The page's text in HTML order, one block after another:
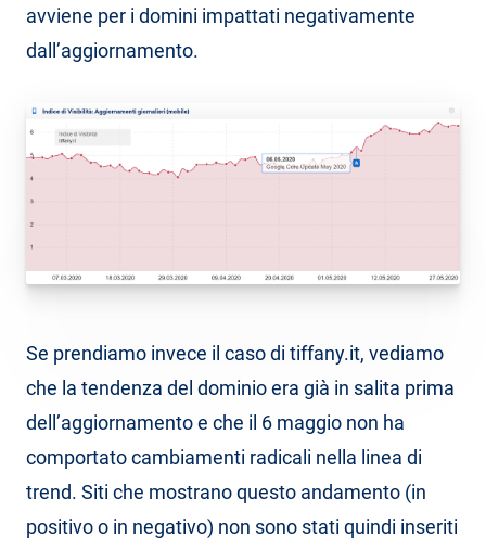
avviene per i domini impattati negativamente
dall’aggiornamento.
Se prendiamo invece il caso di tiffany.it, vediamo
che la tendenza del dominio era già in salita prima
dell’aggiornamento e che il 6 maggio non ha
comportato cambiamenti radicali nella linea di
trend. Siti che mostrano questo andamento (in
positivo o in negativo) non sono stati quindi inseriti